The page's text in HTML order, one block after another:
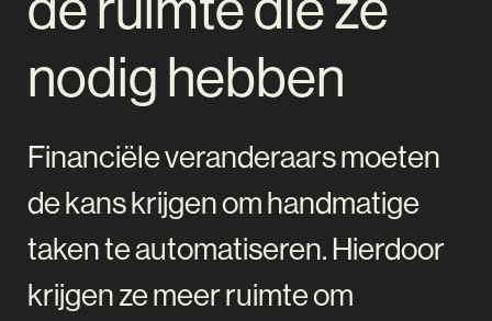
nodig hebben
Financiële veranderaars moeten
de kans krijgen om handmatige
taken te automatiseren. Hierdoor
krijgen ze meer ruimte om